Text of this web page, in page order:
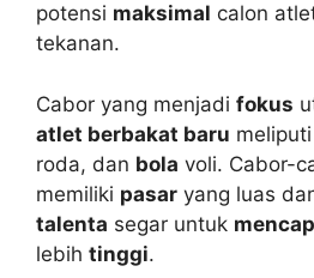
potensi maksimal calon
tekanan.
Cabor yang menjadi fokus
atlet berbakat baru meliputi
roda, dan bola voli. Cabor-
memiliki pasar yang luas
talenta segar untuk
lebih tinggi.